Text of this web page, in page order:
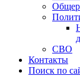
СВО
Контакты
Поиск по